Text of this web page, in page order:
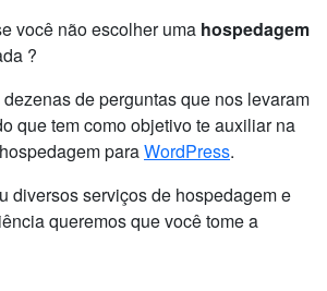
você não escolher uma hospedagem
?
de perguntas que nos levaram
que tem como objetivo te auxiliar na
paraWordPress.
diversos serviços de hospedagem e
queremos que você tome a